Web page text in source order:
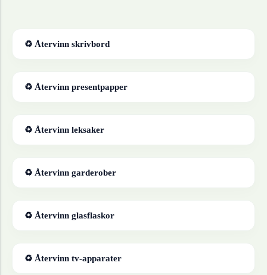
♻ Återvinn skrivbord
♻ Återvinn presentpapper
♻ Återvinn leksaker
♻ Återvinn garderober
♻ Återvinn glasflaskor
♻ Återvinn tv-apparater